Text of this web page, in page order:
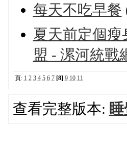
每天不吃早餐
夏天前定個
盟 - 漯河統戰
頁: 1 2 3 4 5 6 7 [8] 9 10 11
查看完整版本: